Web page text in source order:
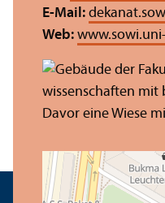
E-Mail:
Web: